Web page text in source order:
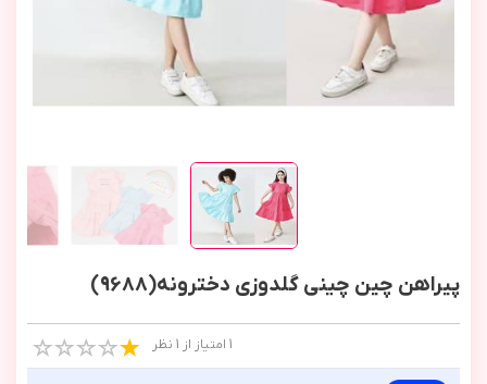
پیراهن چین چینی گلدوزی دخترونه(9688)
1 امتیاز از 1 نظر